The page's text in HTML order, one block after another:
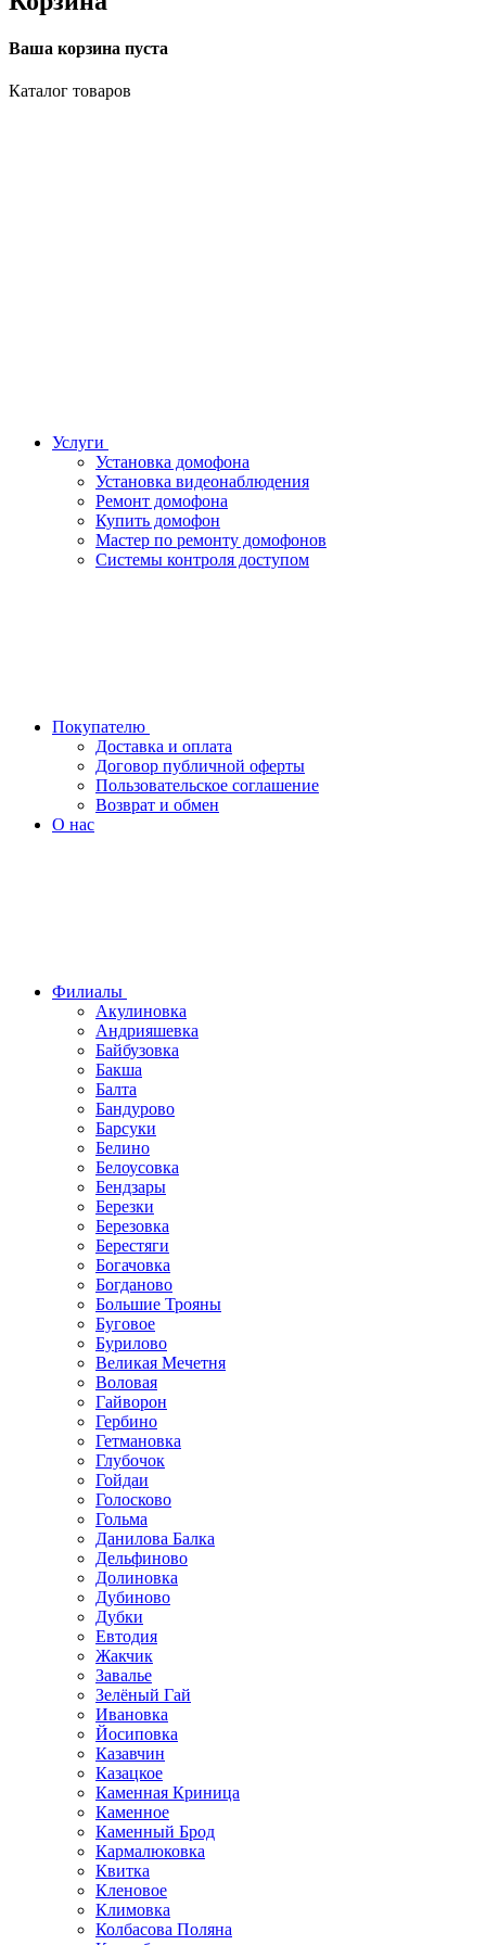
Ваша корзина пуста
Каталог товаров
Услуги
Установка домофона
Установка видеонаблюдения
Ремонт домофона
Купить домофон
Мастер по ремонту домофонов
Системы контроля доступом
Покупателю
Доставка и оплата
Договор публичной оферты
Пользовательское соглашение
Возврат и обмен
О нас
Филиалы
Акулиновка
Андрияшевка
Байбузовка
Бакша
Балта
Бандурово
Барсуки
Белино
Белоусовка
Бендзары
Березки
Березовка
Берестяги
Богачовка
Богданово
Большие Трояны
Буговое
Бурилово
Великая Мечетня
Воловая
Гайворон
Гербино
Гетмановка
Глубочок
Гойдаи
Голосково
Гольма
Данилова Балка
Дельфиново
Долиновка
Дубиново
Дубки
Евтодия
Жакчик
Завалье
Зелёный Гай
Ивановка
Йосиповка
Казавчин
Казацкое
Каменная Криница
Каменное
Каменный Брод
Кармалюковка
Квитка
Кленовое
Климовка
Колбасова Поляна